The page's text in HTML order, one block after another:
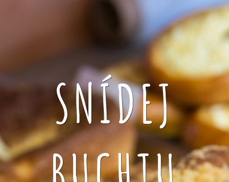
SNÍDEJ